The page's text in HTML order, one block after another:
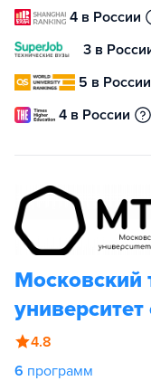
4 в России
3 в
5 в России
4 в России
Московский
4.8
6 программ